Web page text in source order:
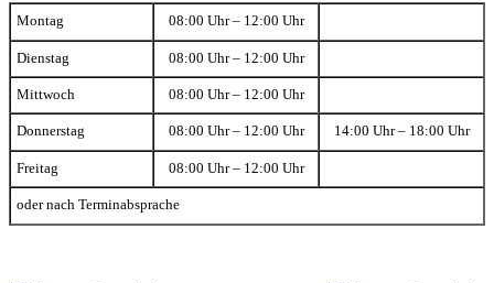
Montag 08:00 Uhr – 12:00 Uhr
Dienstag 08:00 Uhr – 12:00 Uhr
Mittwoch 08:00 Uhr – 12:00 Uhr
Donnerstag 08:00 Uhr – 12:00 Uhr 14:00 Uhr – 18:00 Uhr
Freitag 08:00 Uhr – 12:00 Uhr
oder nach Terminabsprache